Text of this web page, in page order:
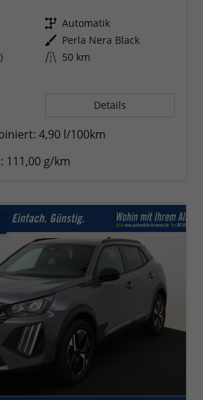
Getriebe Automatik
Außenfarbe Perla Nera Black
Kilometerstand 50 km
Details
4,90 l/100km
111,00 g/km